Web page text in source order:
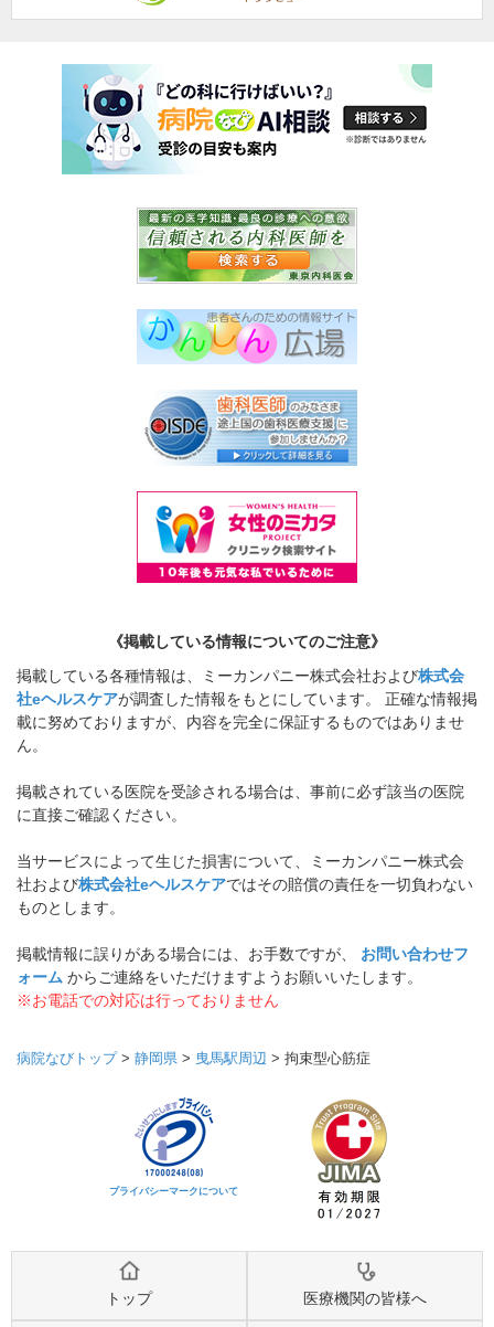
《掲載している情報についてのご注意》
掲載している各種情報は、ミーカンパニー株式会社および株式会
社eヘルスケアが調査した情報をもとにしています。 正確な情報掲
載に努めておりますが、内容を完全に保証するものではありませ
ん。
掲載されている医院を受診される場合は、事前に必ず該当の医院
に直接ご確認ください。
当サービスによって生じた損害について、ミーカンパニー株式会
社および株式会社eヘルスケアではその賠償の責任を一切負わない
ものとします。
掲載情報に誤りがある場合には、お手数ですが、 お問い合わせフ
ォーム からご連絡をいただけますようお願いいたします。
※お電話での対応は行っておりません
病院なびトップ> 静岡県 > 曳馬駅周辺 > 拘束型心筋症
プライバシーマークについて
トップ 医療機関の皆様へ